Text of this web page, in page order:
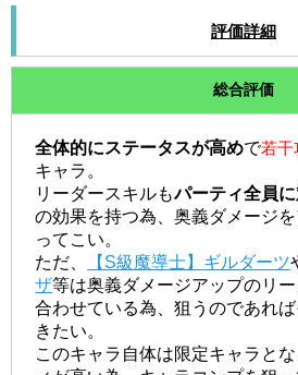
評価詳細
総合評価
全体的にステータスが高めで若干
キャラ。
リーダースキルもパーティ全員
の効果を持つ為、奥義ダメージ
ってこい。
ただ、
【S級魔導士】ギルダーツ
ザ等は奥義ダメージアップのリ
合わせている為、狙うのであれ
きたい。
このキャラ自体は限定キャラと